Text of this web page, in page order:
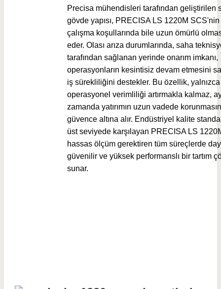
Precisa mühendisleri tarafından geliştirilen
gövde yapısı, PRECISA LS 1220M
çalışma koşullarında bile uzun ömürlü
eder. Olası arıza durumlarında, saha
tarafından sağlanan yerinde onarım imkanı,
operasyonların kesintisiz devam etmesini
iş sürekliliğini destekler. Bu özellik, yalnızca
operasyonel verimliliği artırmakla kalmaz,
zamanda yatırımın uzun vadede
güvence altına alır. Endüstriyel kalite
üst seviyede karşılayan PRECISA LS
hassas ölçüm gerektiren tüm süreçlerde
güvenilir ve yüksek performanslı bir tartım
sunar.